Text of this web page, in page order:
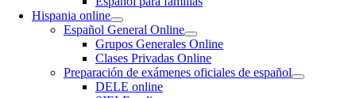
Hispania online
Español General Online
Grupos Generales Online
Clases Privadas Online
Preparación de exámenes oficiales de español
DELE online